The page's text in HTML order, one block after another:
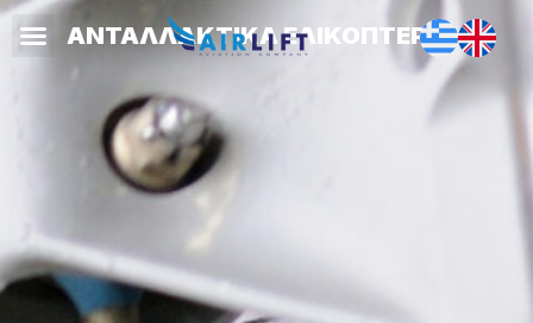
ΑΝΤΑΛΛΑΚΤΙΚΑ ΕΛΙΚΟΠΤΕΡΩΝ